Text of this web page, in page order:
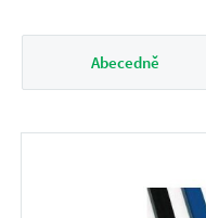
Abecedně